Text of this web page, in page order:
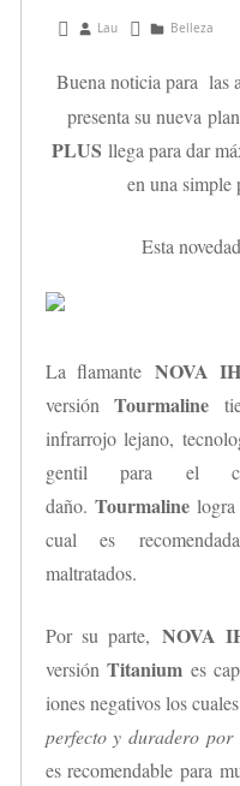
julio 23, 2014
Lau Belleza
Buena noticia para las
presenta su nueva
PLUS llega para dar
en una simple
Esta
La flamante NOVA
versiónTourmaline
infrarrojo lejano,
gentil para el
daño. Tourmalinelogra
cual es
maltratados.
Por su parte, NOVA
versiónTitaniumes
iones negativos los
perfecto y duradero por
es recomendable para